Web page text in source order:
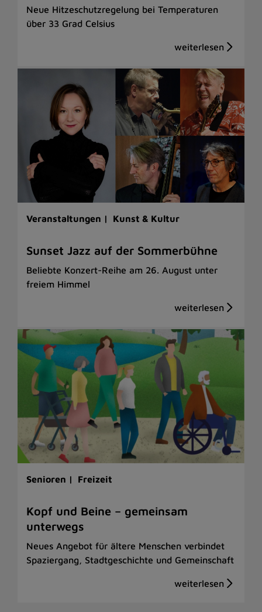
Neue Hitzeschutzregelung bei Temperaturen
über 33 Grad Celsius
Veranstaltungen | Kunst & Kultur
Sunset Jazz auf der Sommerbühne
Beliebte Konzert-Reihe am 26. August unter
freiem Himmel
Senioren | Freizeit
Kopf und Beine – gemeinsam
unterwegs
Neues Angebot für ältere Menschen verbindet
Spaziergang, Stadtgeschichte und Gemeinschaft